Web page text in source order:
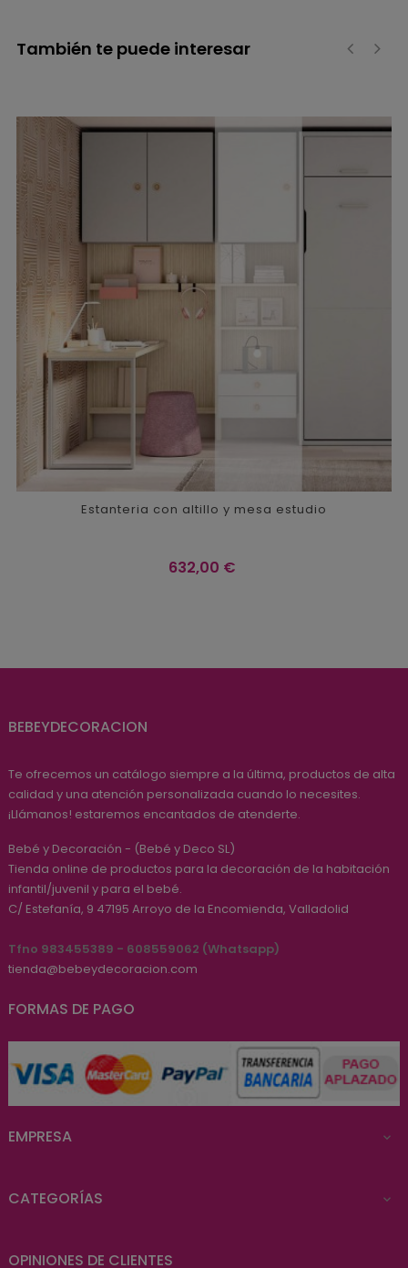
También te puede interesar
Estanteria con altillo y mesa estudio
Precio
632,00 €
BEBEYDECORACION
Te ofrecemos un catálogo siempre a la última, productos de alta
calidad y una atención personalizada cuando lo necesites.
¡Llámanos! estaremos encantados de atenderte.
Bebé y Decoración - (Bebé y Deco SL)
Tienda online de productos para la decoración de la habitación
infantil/juvenil y para el bebé.
C/ Estefanía, 9 47195 Arroyo de la Encomienda, Valladolid
Tfno 983455389 - 608559062 (Whatsapp)
tienda@bebeydecoracion.com
FORMAS DE PAGO
EMPRESA 
CATEGORÍAS 
OPINIONES DE CLIENTES